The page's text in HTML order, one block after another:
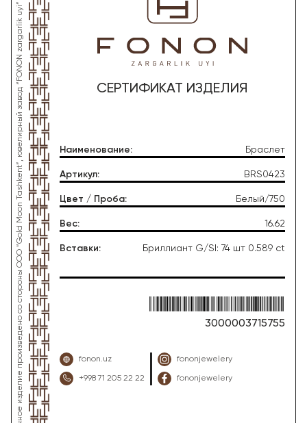
*Данное изделие произведено со стороны OOO “Gold Moon Tashkent”, ювелирный завод “FONON zargarlik uyi” СЕРТИФИКАТ ИЗДЕЛИЯ
Наименование: Браслет
Артикул: BRS0423
Цвет / Проба: Белый/750
Вес: 16.62
Вставки: Бриллиант G/SI: 74 шт 0.589 ct
3000003715755
fonon.uz
+998 71 205 22 22
fononjewelery
fononjewelery